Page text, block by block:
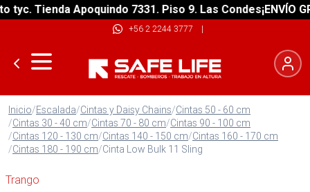
Tienda Apoquindo 7331. Piso 9. Las Condes¡ENVÍO
+56 2 2244 3777 |
Inicio/Escalada/Cintas y Daisy Chains/Cintas 50 - 60 cm
/Cintas 30 - 40 cm/Cintas 70 - 80 cm/Cintas 90 - 100 cm
/Cintas 120 - 130 cm/Cintas 140 - 150 cm/Cintas 160 - 170 cm
/Cintas 180 - 190 cm/Cinta Low Bulk 11 Sling
Trango